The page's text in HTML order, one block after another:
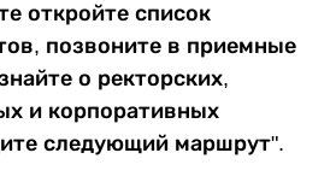
откройте список
позвоните в приемные
о ректорских,
и корпоративных
следующий маршрут".